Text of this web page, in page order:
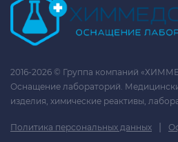
2016-2026 © Группа компаний
Оснащение лабораторий.
изделия, химические реактивы,
Политика персональных данных |